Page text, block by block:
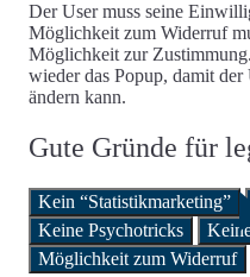
Der User muss seine
Möglichkeit zum Widerruf
Möglichkeit zur
wieder das Popup, damit der
ändern kann.
Gute Gründe für
Kein “Statistikmarketing”
Keine Psychotricks
Möglichkeit zum Widerruf